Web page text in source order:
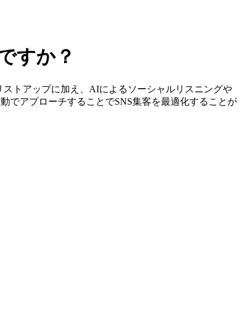
すか？
ストアップに加え、AIによるソーシャルリスニングや
でアプローチすることでSNS集客を最適化することが